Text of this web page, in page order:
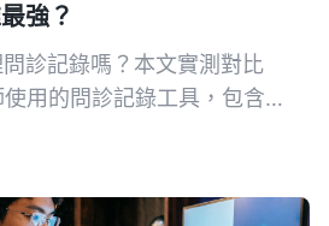
強？
診記錄嗎？本文實測對比
用的問診記錄工具，包含